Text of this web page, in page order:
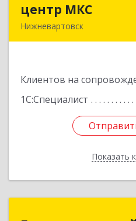
центр МКС
Нижневартовск
Клиентов на
1С:Специалист
Показать
Группа